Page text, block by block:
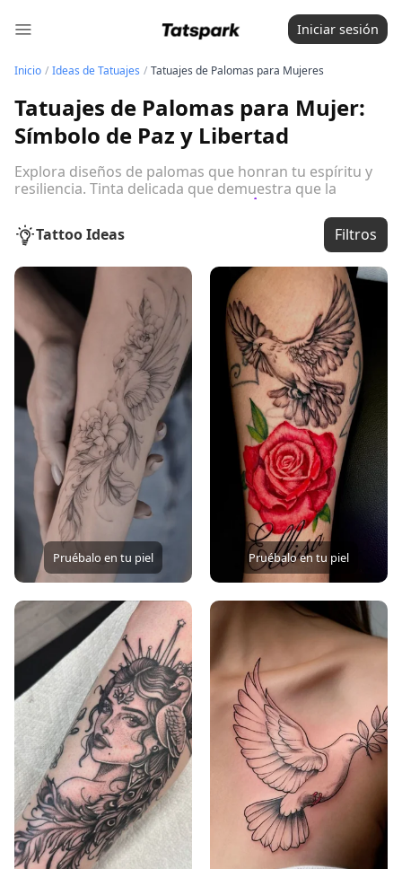
Iniciar sesión
Inicio / Ideas de Tatuajes / Tatuajes de Palomas para Mujeres
Tatuajes de Palomas para Mujer:
Símbolo de Paz y Libertad
Explora diseños de palomas que honran tu espíritu y
resiliencia. Tinta delicada que demuestra que la
completa abajo
Tattoo Ideas Filtros
Pruébalo en tu piel Pruébalo en tu piel